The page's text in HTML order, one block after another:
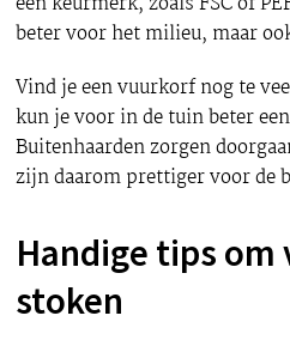
beter voor het milieu, maar
Vind je een vuurkorf nog te
kun je voor in de tuin beter
Buitenhaarden zorgen
zijn daarom prettiger voor de
Handige tips om
stoken